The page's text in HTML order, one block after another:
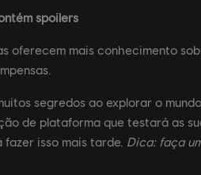
spoilers
oferecem mais conhecimento
segredos ao explorar o
de plataforma que testará as
isso mais tarde. Dica: faça